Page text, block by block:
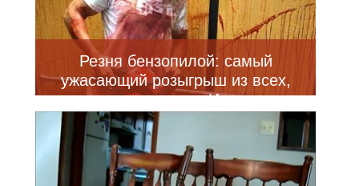
Резня бензопилой: самый
ужасающий розыгрыш из всех,
какие вы видели в Интернете